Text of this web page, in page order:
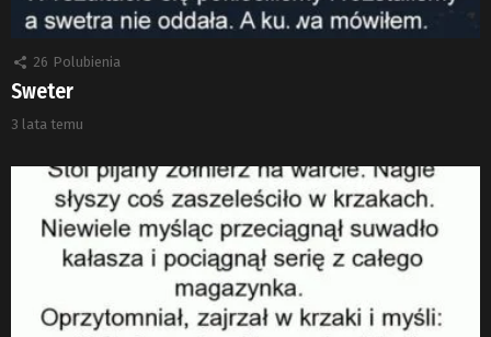
26 Polubienia
Sweter
3 lata temu